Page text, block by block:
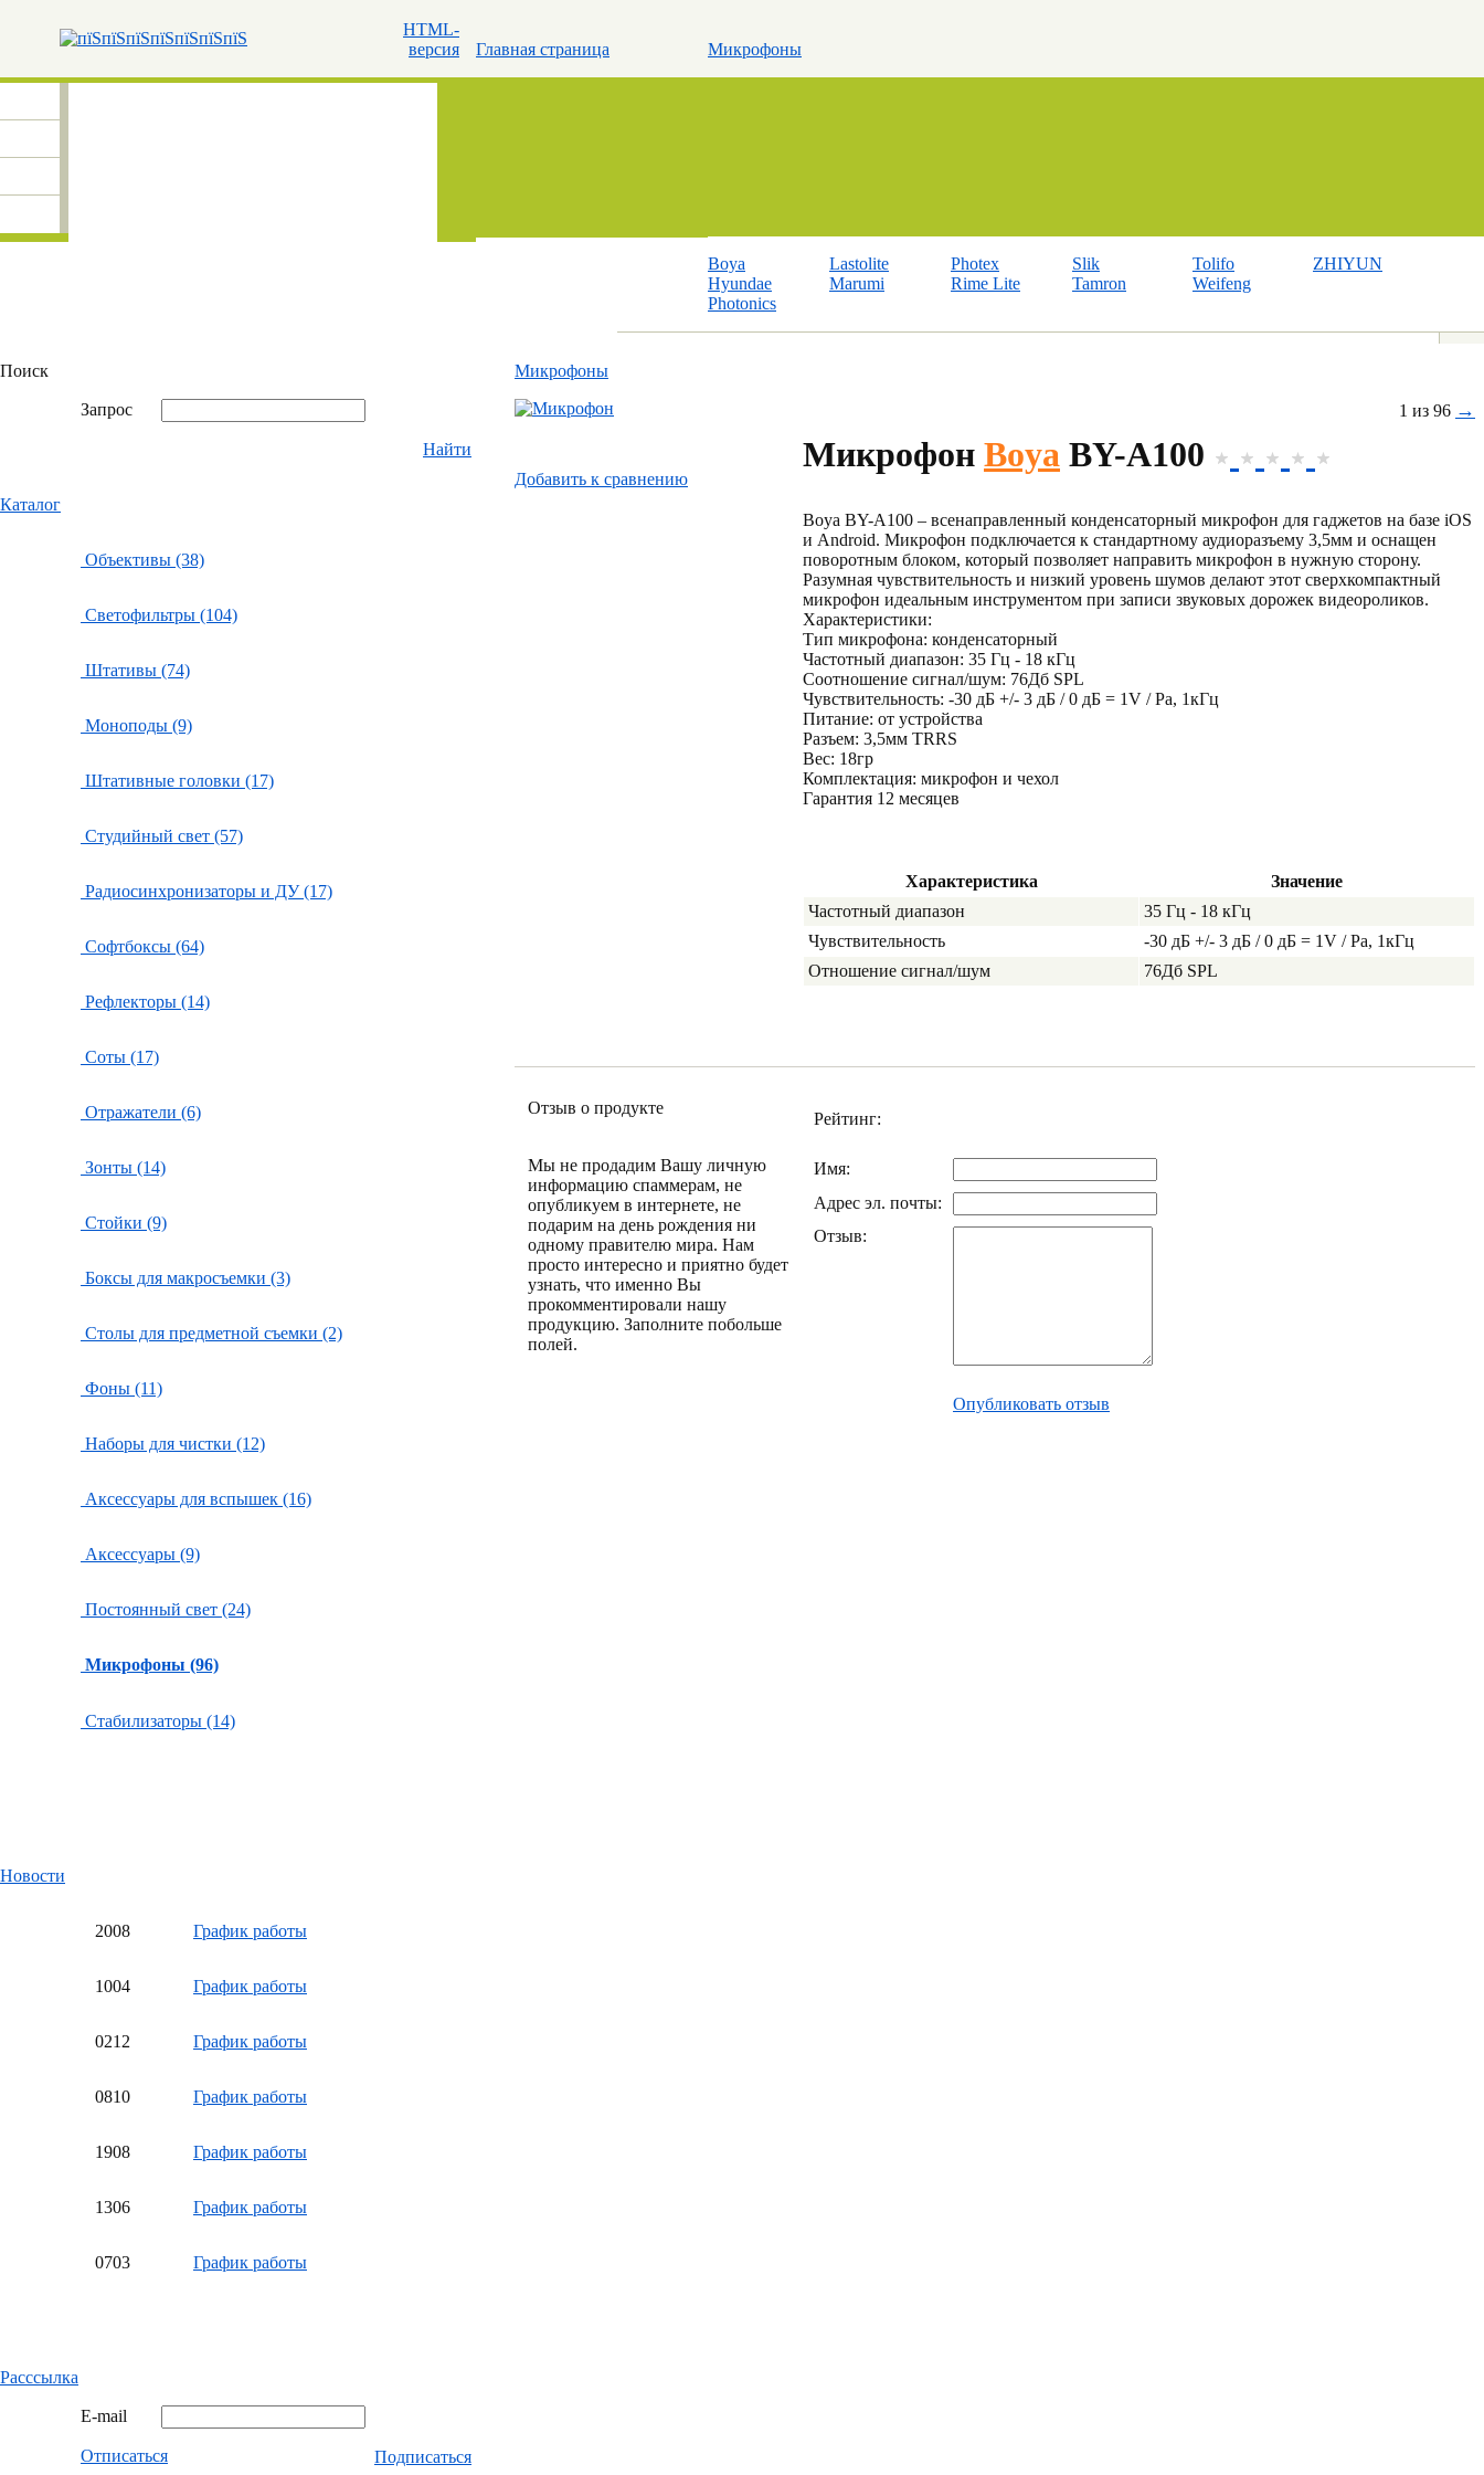
HTML-
версия
Главная страница Микрофоны
Boya
Hyundae
Photonics
Lastolite
Marumi
Photex
Rime Lite
Slik
Tamron
Tolifo
Weifeng
ZHIYUN
Поиск
Запрос
Найти
Каталог
Объективы (38)
Светофильтры (104)
Штативы (74)
Моноподы (9)
Штативные головки (17)
Студийный свет (57)
Радиосинхронизаторы и ДУ (17)
Софтбоксы (64)
Рефлекторы (14)
Соты (17)
Отражатели (6)
Зонты (14)
Стойки (9)
Боксы для макросъемки (3)
Столы для предметной съемки (2)
Фоны (11)
Наборы для чистки (12)
Аксессуары для вспышек (16)
Аксессуары (9)
Постоянный свет (24)
Микрофоны (96)
Стабилизаторы (14)
Новости
2008 График работы
1004 График работы
0212 График работы
0810 График работы
1908 График работы
1306 График работы
0703 График работы
Расссылка
E-mail
Отписаться Подписаться
Микрофоны
Добавить к cравнению
1 из 96 →
Микрофон Boya BY-A100
Boya BY-A100 – всенаправленный конденсаторный микрофон для гаджетов на базе iOS
и Android. Микрофон подключается к стандартному аудиоразъему 3,5мм и оснащен
поворотным блоком, который позволяет направить микрофон в нужную сторону.
Разумная чувствительность и низкий уровень шумов делают этот сверхкомпактный
микрофон идеальным инструментом при записи звуковых дорожек видеороликов.
Характеристики:
Тип микрофона: конденсаторный
Частотный диапазон: 35 Гц - 18 кГц
Соотношение сигнал/шум: 76Дб SPL
Чувствительность: -30 дБ +/- 3 дБ / 0 дБ = 1V / Pa, 1кГц
Питание: от устройства
Разъем: 3,5мм TRRS
Вес: 18гр
Комплектация: микрофон и чехол
Гарантия 12 месяцев
Характеристика
Значение
Частотный диапазон
35 Гц - 18 кГц
Чувствительность
-30 дБ +/- 3 дБ / 0 дБ = 1V / Pa, 1кГц
Отношение сигнал/шум
76Дб SPL
Отзыв о продукте
Мы не продадим Вашу личную
информацию спаммерам, не
опубликуем в интернете, не
подарим на день рождения ни
одному правителю мира. Нам
просто интересно и приятно будет
узнать, что именно Вы
прокомментировали нашу
продукцию. Заполните побольше
полей.
Рейтинг:
Имя:
Адрес эл. почты:
Отзыв:
Опубликовать отзыв